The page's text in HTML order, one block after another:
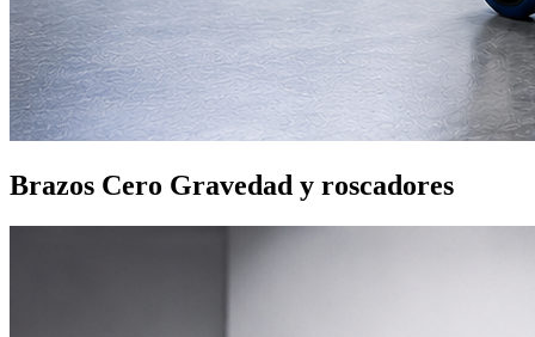
Brazos Cero Gravedad y roscadores